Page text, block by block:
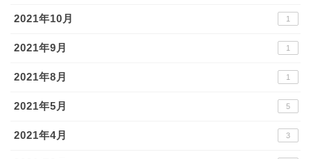
2021年10月 1
2021年9月 1
2021年8月 1
2021年5月 5
2021年4月 3